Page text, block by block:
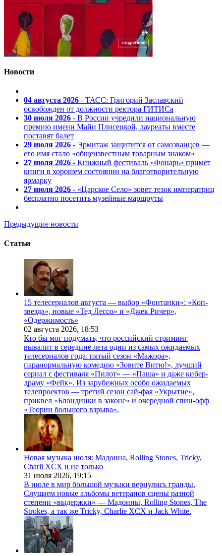
Новости
04 августа 2026 - ТАСС: Григорий Заславский
освобожден от должности ректора ГИТИСа
30 июля 2026 - В России учредили национальную
премию имени Майи Плисецкой, лауреаты вместе
поставят балет
29 июля 2026 - Эрмитаж защитится от самозванцев —
его имя стало «общеизвестным товарным знаком»
27 июля 2026 - Книжный фестиваль «Фонарь» примет
книги в хорошем состоянии на благотворительную
ярмарку
27 июля 2026 - «Царское Село» зовет тезок императриц
бесплатно посетить музейные маршруты
Предыдущие новости
Статьи
15 телесериалов августа — выбор «Фонтанки»: «Коп-
звезда», новые «Тед Лессо» и «Джек Ричер»,
«Одержимость»
02 августа 2026, 18:53
Кто бы мог подумать, что российский стриминг
вывалит в середине лета одни из самых ожидаемых
телесериалов года: пятый сезон «Мажора»,
паранормальную комедию «Зовите Витю!», лучший
сериал с фестиваля «Пилот» — «Паша» и даже кибер-
драму «Фейк». Из зарубежных особо ожидаемых
телепроектов — третий сезон сай-фая «Укрытие»,
приквел «Блондинки в законе» и очередной спин-офф
«Теории большого взрыва».
Новая музыка июля: Мадонна, Rolling Stones, Tricky,
Charli XCX и не только
31 июля 2026, 19:15
В июле в мир большой музыки вернулись гранды.
Слушаем новые альбомы ветеранов сцены разной
степени «выдержки» — Мадонны, Rolling Stones, The
Strokes, а так же Tricky, Charlie XCX и Jack White.